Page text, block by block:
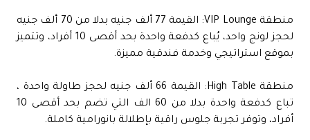
منطقة VIP Lounge: القيمة 77 ألف جنيه بدلا من 70 ألف جنيه
لحجز لونج واحد، يُباع كدفعة واحدة بحد أقصى 10 أفراد، وتتميز
بموقع استراتيجي وخدمة فندقية مميزة.
منطقة High Table: القيمة 66 ألف جنيه لحجز طاولة واحدة ،
تباع كدفعة واحدة بدلا من 60 الف التي تضم بحد أقصى 10
أفراد، وتوفر تجربة جلوس راقية بإطلالة بانورامية كاملة.